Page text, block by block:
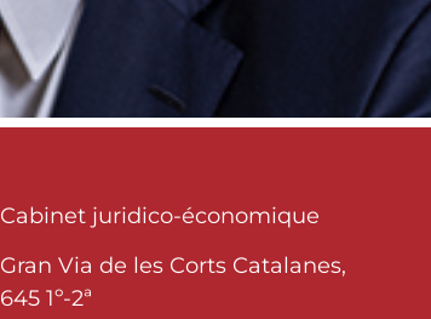
Cabinet juridico-économique
Gran Via de les Corts Catalanes,
645 1º-2ª